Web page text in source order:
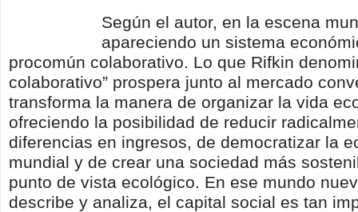
Según el autor, en la escena
apareciendo un sistema
procomún colaborativo. Lo que Rifkin
colaborativo” prospera junto al mercado
transforma la manera de organizar la vida
ofreciendo la posibilidad de reducir
diferencias en ingresos, de democratizar la
mundial y de crear una sociedad más
punto de vista ecológico. En ese mundo
describe y analiza, el capital social es tan